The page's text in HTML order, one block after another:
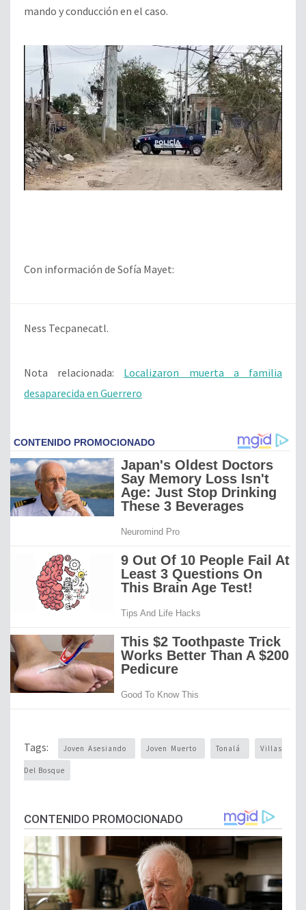
mando y conducción en el caso.
Con información de Sofía Mayet:
Ness Tecpanecatl.
Nota relacionada: Localizaron muerta a familia
desaparecida en Guerrero
Tags: Joven Asesiando Joven Muerto Tonalá Villas
Del Bosque
CONTENIDO PROMOCIONADO